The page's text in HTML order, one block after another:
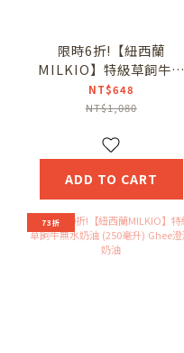
限時6折!【紐西蘭
MILKIO】特級草飼牛無
水奶油(500毫升) Ghee/
酥油/澄清奶油/效期至
NT$648
NT$1,080
ADD TO CART
73折